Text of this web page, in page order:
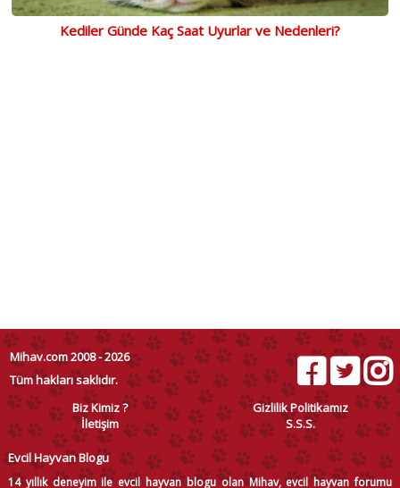
Kediler Günde Kaç Saat Uyurlar ve Nedenleri?
Mihav.com 2008 - 2026
Tüm hakları saklıdır.
Biz Kimiz ?
Gizlilik Politikamız
İletişim
S.S.S.
Evcil Hayvan Blogu
14 yıllık deneyim ile evcil hayvan blogu olan Mihav, evcil hayvan forumu